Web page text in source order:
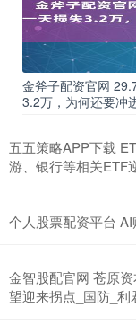
金斧子配资官网
3.2万，为何还要冲
五五策略APP下载
游、银行等相关ETF
个人股票配资平台
金智股配官网 苍原
望迎来拐点_国防_利